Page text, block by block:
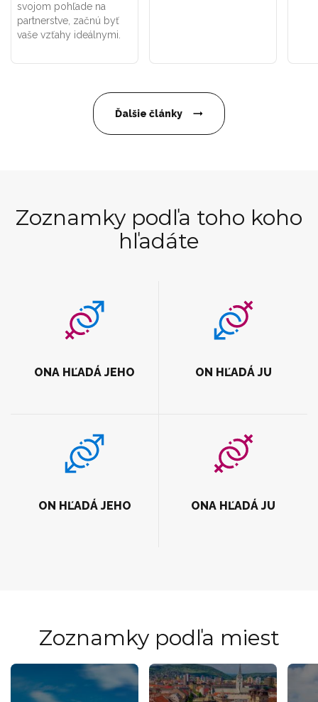
svojom pohľade na
partnerstve, začnú byť
vaše vzťahy ideálnymi.
Ďalšie články
Zoznamky podľa toho koho
hľadáte
ONA HĽADÁ JEHO ON HĽADÁ JU
ON HĽADÁ JEHO ONA HĽADÁ JU
Zoznamky podľa miest